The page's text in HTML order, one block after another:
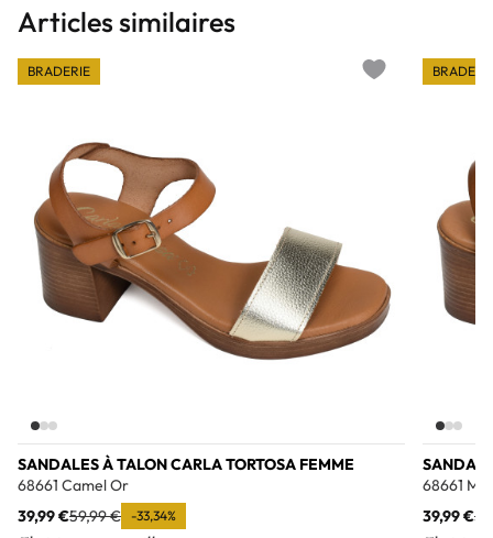
Articles similaires
SANDALES À TALON CARLA TORTOSA FEMME
68661 Camel Or
39,99 €59,99 € -33,34%
BRADERIE
68661
39,99 €